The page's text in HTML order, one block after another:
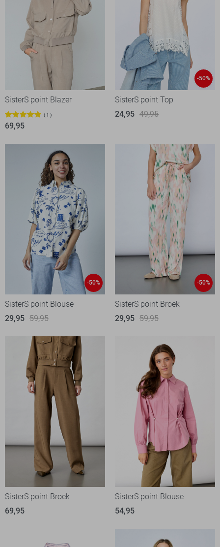
SisterS point Blazer
1
69,95
-50%
SisterS point Top
24,95 49,95
-50%
SisterS point Blouse
29,95 59,95
-50%
SisterS point Broek
29,95 59,95
SisterS point Broek
69,95
SisterS point Blouse
54,95